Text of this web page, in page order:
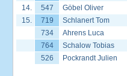
14.
547 Göbel Oliver
15.
719 Schlanert Tom
734
Ahrens Luca
764
Schalow Tobias
526
Pockrandt Julien